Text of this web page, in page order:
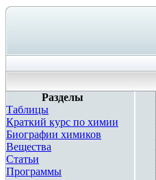
Разделы
Таблицы
Краткий курс по химии
Биографии химиков
Вещества
Статьи
Программы